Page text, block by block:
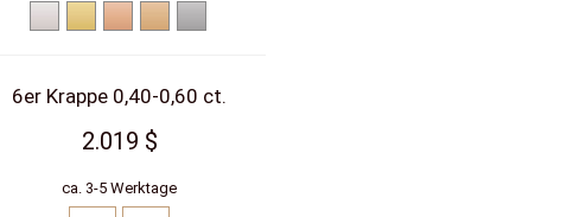
WeißgoldGelbgoldRotgold
6er Krappe 0,40-0,60 ct.
2.019 $
ca. 3-5 Werktage